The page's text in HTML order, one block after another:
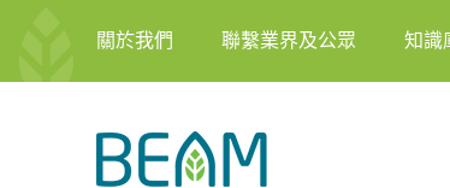
關於我們 聯繫業界及公眾 知識